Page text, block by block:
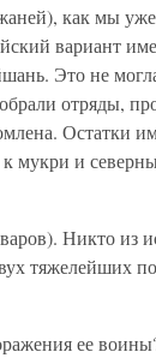
как мы
вариант
Это не
отряды,
Остатки
мукри и
Никто из
тяжелейших
ее